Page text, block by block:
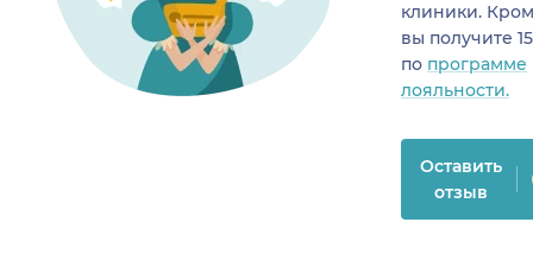
клиники.
вы получите
по программе
лояльности.
Оставить
отзыв